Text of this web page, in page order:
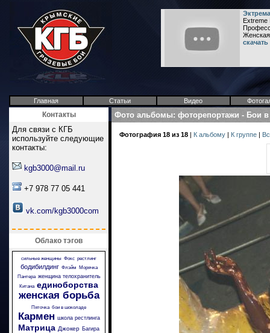
Extreme
Главная Статьи Видео
Контакты
Для связи с КГБ
используйте следующие
контакты:
kgb3000@mail.ru
+7 978 77 05 441
vk.com/kgb3000com
Облако тэгов
сильные женщины Фокс рестлинг
бодибилдинг Флэйм
Морячка
Пантера женщина телохранитель
Китана единоборства
женская борьба
Пяточка бои в шоколаде
Кармен школа рестлинга
Матрица Джокер Багира
Фото альбомы: фоторепортажи - Бои
Фотография 18 из 18 | К альбому | К группе |